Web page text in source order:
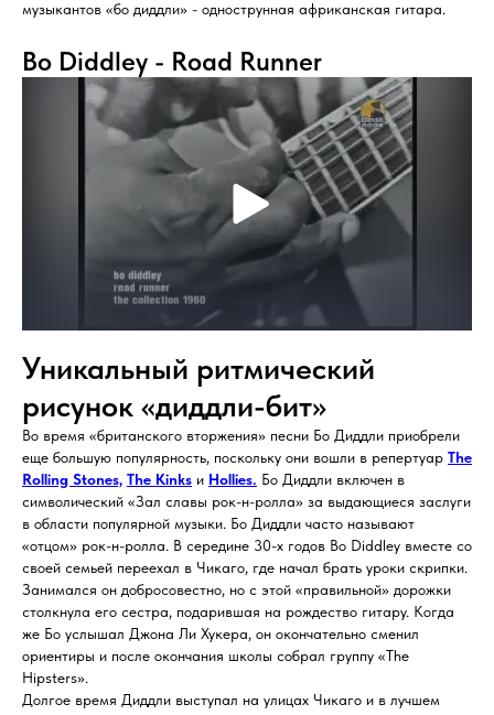
музыкантов «бо диддли» - однострунная африканская гитара.
Bo Diddley - Road Runner
Уникальный ритмический
рисунок «диддли-бит»
Во время «британского вторжения» песни Бо Диддли приобрели
еще большую популярность, поскольку они вошли в репертуар The
Rolling Stones, The Kinks и Hollies. Бо Диддли включен в
символический «Зал славы рок-н-ролла» за выдающиеся заслуги
в области популярной музыки. Бо Диддли часто называют
«отцом» рок-н-ролла. В середине 30-х годов Bo Diddley вместе со
своей семьей переехал в Чикаго, где начал брать уроки скрипки.
Занимался он добросовестно, но с этой «правильной» дорожки
столкнула его сестра, подарившая на рождество гитару. Когда
же Бо услышал Джона Ли Хукера, он окончательно сменил
ориентиры и после окончания школы собрал группу «The
Hipsters».
Долгое время Диддли выступал на улицах Чикаго и в лучшем